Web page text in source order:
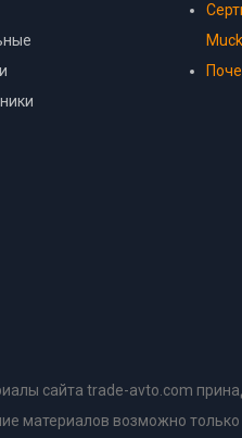
сайта trade-avto.com
материалов возможно